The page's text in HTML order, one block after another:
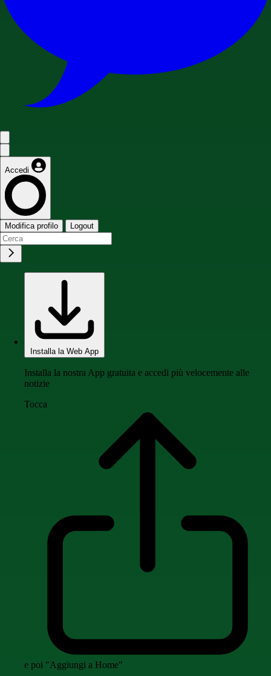
Accedi
Modifica profilo Logout
Installa la Web App
Installa la nostra App gratuita e accedi più velocemente alle
notizie
Tocca
e poi "Aggiungi a Home"